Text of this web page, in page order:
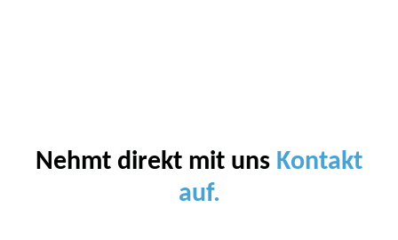
Nehmt direkt mit uns Kontakt
auf.